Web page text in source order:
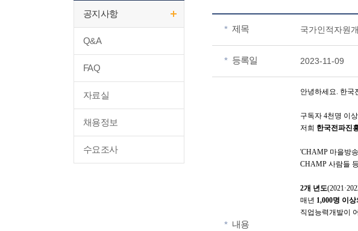
공지사항
Q&A
FAQ
자료실
채용정보
수요조사
* 제목 국가인적자원
* 등록일 2023-11-09
* 내용
안녕하세요. 한국
구독자 4천명 이상
저희 한국전파진
'CHAMP 마을방
CHAMP 사람들
2개 년도
매년 1,000명 이
직업능력개발이